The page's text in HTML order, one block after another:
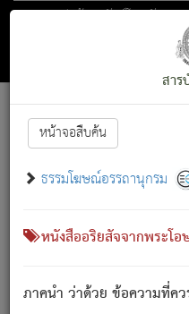
ตอน 1 ว่าด้วย สัตว์โลกกับจตุร
สา
หน้าจอสืบค้น
ธรรมโฆษณ์อรรถานุกรม
หนังสืออริยสัจจากพระโอ
ภาคนำ ว่าด้วย ข้อความที่ค
Font :15 ]||
สัตว์โลกนี้ เกิดความเดือด
เขาสำคัญสิ่งใด โดยความ
(ตามที่เป็นจริง) โดยประการ
สัตว์โลกติดข้องอยู่ในภพ
เป็นอย่างอื่น (จากที่มันเป็นอ